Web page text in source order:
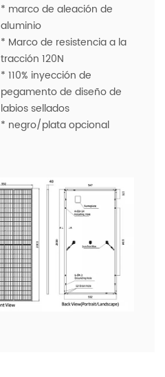
* marco de aleación de
aluminio
* Marco de resistencia a la
tracción 120N
* 110% inyección de
pegamento de diseño de
labios sellados
* negro/plata opcional